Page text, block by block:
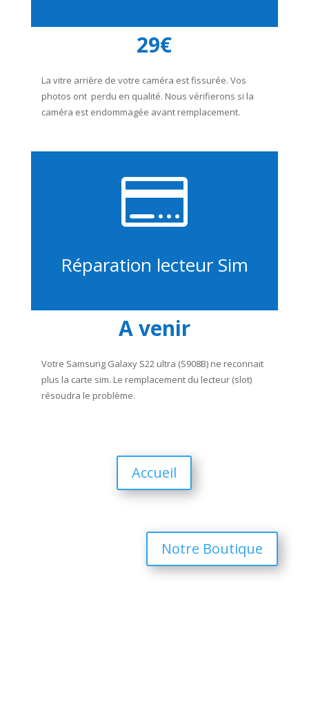
29€
La vitre arrière de votre caméra est fissurée. Vos
photos ont perdu en qualité. Nous vérifierons si la
caméra est endommagée avant remplacement.

Réparation lecteur Sim
A venir
Votre Samsung Galaxy S22 ultra (S908B) ne reconnait
plus la carte sim. Le remplacement du lecteur (slot)
résoudra le problème.
Accueil
Notre Boutique